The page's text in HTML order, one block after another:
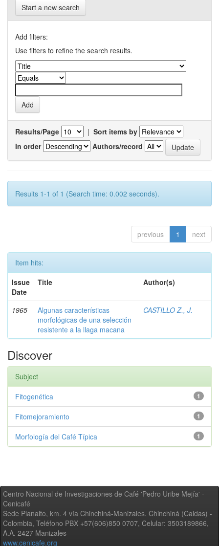
Start a new search
Add filters:
Use filters to refine the search results.
Results/Page | Sort items by
In order
Authors/record
Results 1-1 of 1 (Search time: 0.002 seconds).
previous 1 next
Item hits:
Issue
Date
Title Author(s)
1965
Algunas características
morfológicas de una selección
resistente a la llaga macana
CASTILLO Z., J.
Discover
Subject
1
Fitogenética
1
Fitomejoramiento
1
Morfología del Café Típica
Centro Nacional de Investigaciones de Café 'Pedro Uribe Mejía' -
Cenicafé
Sede Planalto, km. 4 vía Chinchiná-Manizales. Chinchiná (Caldas) -
Colombia, Teléfono PBX +57(606)850 0707, Celular: 3503189866,
A.A. 2427 Manizales
www.cenicafe.org